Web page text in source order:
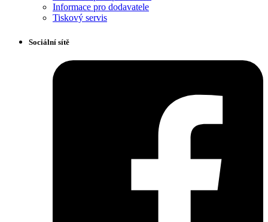
Informace pro dodavatele
Tiskový servis
Sociální sítě